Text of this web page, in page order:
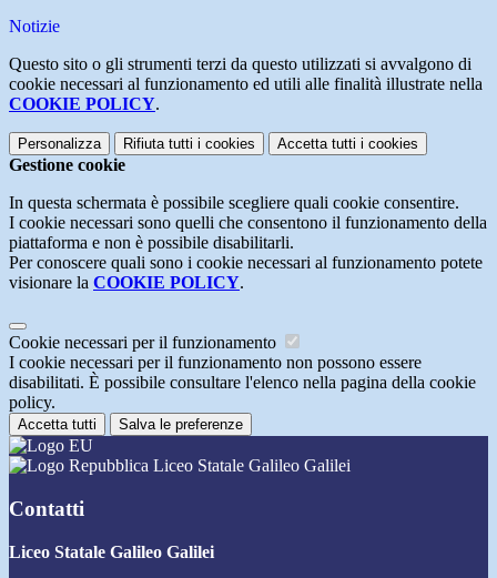
Notizie
Questo sito o gli strumenti terzi da questo utilizzati si avvalgono di
cookie necessari al funzionamento ed utili alle finalità illustrate nella
COOKIE POLICY.
Personalizza Rifiuta tutti i cookies Accetta tutti i cookies
Gestione cookie
In questa schermata è possibile scegliere quali cookie consentire.
I cookie necessari sono quelli che consentono il funzionamento della
piattaforma e non è possibile disabilitarli.
Per conoscere quali sono i cookie necessari al funzionamento potete
visionare la COOKIE POLICY.
Cookie necessari per il funzionamento
I cookie necessari per il funzionamento non possono essere
disabilitati. È possibile consultare l'elenco nella pagina della cookie
policy.
Accetta tutti Salva le preferenze
Liceo Statale Galileo Galilei
Contatti
Liceo Statale Galileo Galilei